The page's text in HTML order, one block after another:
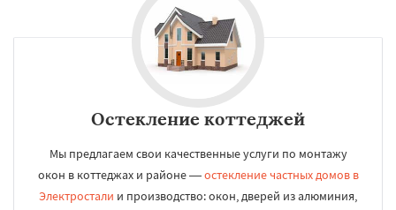
Остекление коттеджей
Мы предлагаем свои качественные услуги по монтажу
окон в коттеджах и районе —остекление частных домов в
Электростали и производство: окон, дверей из алюминия,